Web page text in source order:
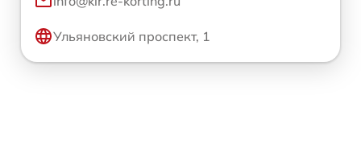
Ульяновский проспект, 1